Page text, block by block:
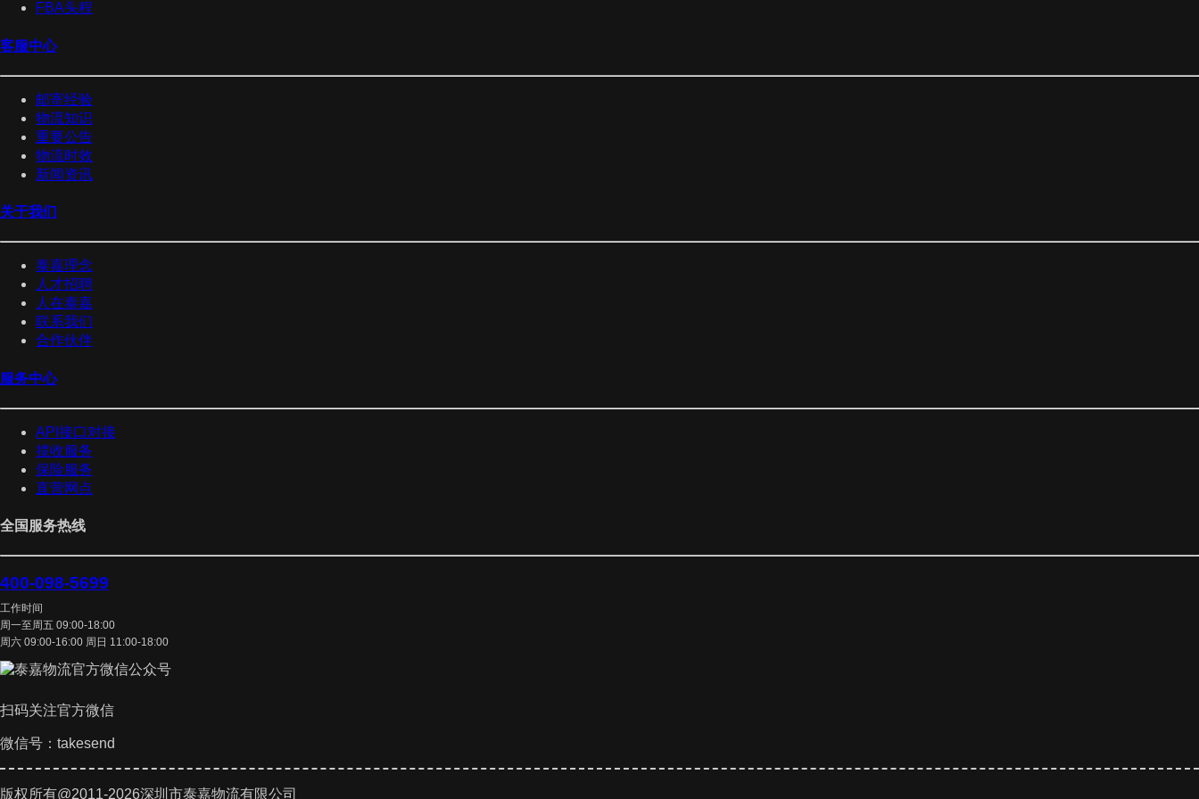
FBA头程
客服中心
邮寄经验
物流知识
重要公告
物流时效
新闻资讯
关于我们
泰嘉理念
人才招聘
人在泰嘉
联系我们
合作伙伴
服务中心
API接口对接
揽收服务
保险服务
直营网点
全国服务热线
400-098-5699
工作时间
周一至周五 09:00-18:00
周六 09:00-16:00 周日 11:00-18:00
扫码关注官方微信
微信号：takesend
版权所有@2011-2026深圳市泰嘉物流有限公司